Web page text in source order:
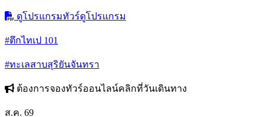
ดูโปรแกรมทัวร์ดูโปรแกรม
#ตึกไทเป 101
#ทะเลสาบสุริยันจันทรา
ต้องการจองทัวร์ออนไลน์คลิกที่วันเดินทาง
ส.ค. 69